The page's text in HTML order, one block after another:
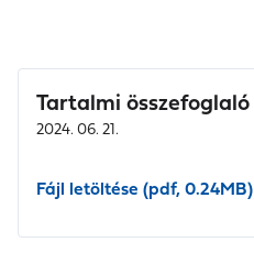
Tartalmi összefoglaló
2024. 06. 21.
Fájl letöltése (pdf, 0.24MB)